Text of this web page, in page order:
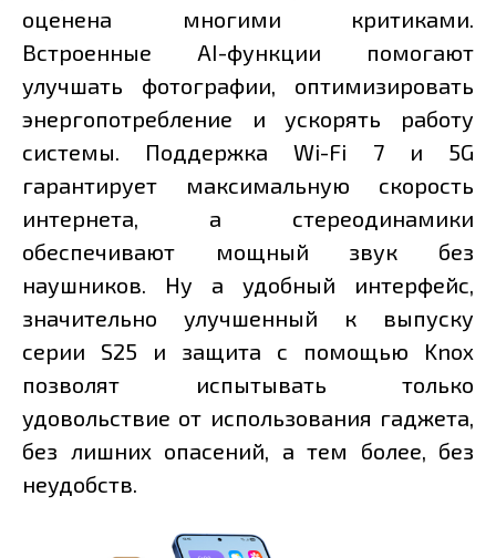
оценена многими критиками.
Встроенные AI-функции помогают
улучшать фотографии, оптимизировать
энергопотребление и ускорять работу
системы. Поддержка Wi-Fi 7 и 5G
гарантирует максимальную скорость
интернета, а стереодинамики
обеспечивают мощный звук без
наушников. Ну а удобный интерфейс,
значительно улучшенный к выпуску
серии S25 и защита с помощью Knox
позволят испытывать только
удовольствие от использования гаджета,
без лишних опасений, а тем более, без
неудобств.